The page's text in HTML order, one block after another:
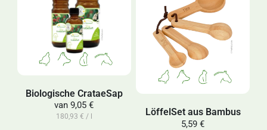
Biologische CrataeSap
van 9,05 €
180,93 € / l LöffelSet aus Bambus
5,59 €